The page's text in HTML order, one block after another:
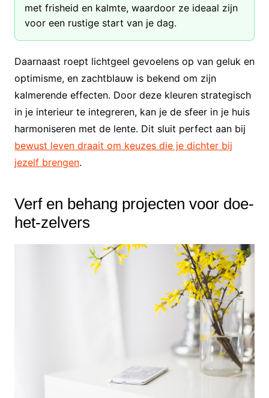
met frisheid en kalmte, waardoor ze ideaal zijn
voor een rustige start van je dag.
Daarnaast roept lichtgeel gevoelens op van geluk en
optimisme, en zachtblauw is bekend om zijn
kalmerende effecten. Door deze kleuren strategisch
in je interieur te integreren, kan je de sfeer in je huis
harmoniseren met de lente. Dit sluit perfect aan bij
bewust leven draait om keuzes die je dichter bij
jezelf brengen.
Verf en behang projecten voor doe-
het-zelvers